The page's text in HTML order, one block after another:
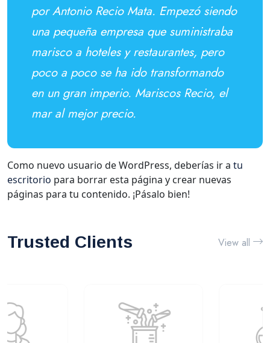
por Antonio Recio Mata. Empezó siendo
una pequeña empresa que suministraba
marisco a hoteles y restaurantes, pero
poco a poco se ha ido transformando
en un gran imperio. Mariscos Recio, el
mar al mejor precio.
Como nuevo usuario de WordPress, deberías ir a tu
escritorio para borrar esta página y crear nuevas
páginas para tu contenido. ¡Pásalo bien!
Trusted Clients View all